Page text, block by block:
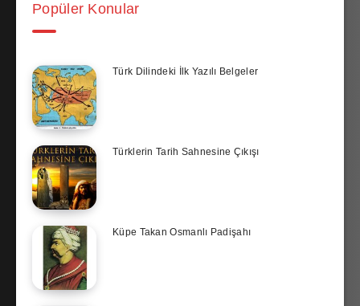
Popüler Konular
Türk Dilindeki İlk Yazılı Belgeler
Türklerin Tarih Sahnesine Çıkışı
Küpe Takan Osmanlı Padişahı